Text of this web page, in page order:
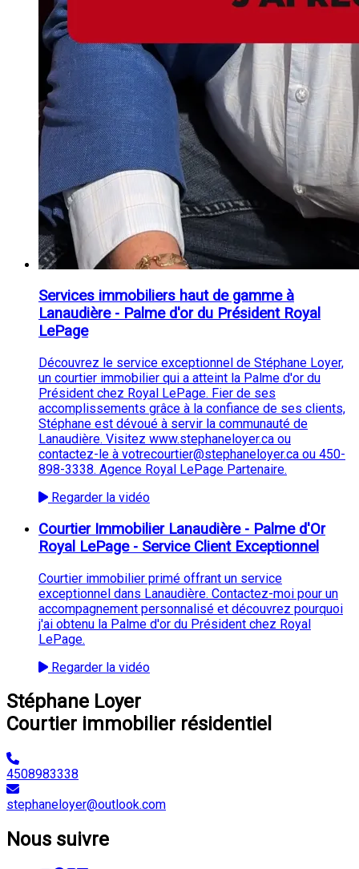
Services immobiliers haut de gamme à
Lanaudière - Palme d'or du Président Royal
LePage
Découvrez le service exceptionnel de Stéphane Loyer,
un courtier immobilier qui a atteint la Palme d'or du
Président chez Royal LePage. Fier de ses
accomplissements grâce à la confiance de ses clients,
Stéphane est dévoué à servir la communauté de
Lanaudière. Visitez www.stephaneloyer.ca ou
contactez-le à votrecourtier@stephaneloyer.ca ou 450-
898-3338. Agence Royal LePage Partenaire.
Regarder la vidéo
Courtier Immobilier Lanaudière - Palme d'Or
Royal LePage - Service Client Exceptionnel
Courtier immobilier primé offrant un service
exceptionnel dans Lanaudière. Contactez-moi pour un
accompagnement personnalisé et découvrez pourquoi
j'ai obtenu la Palme d'or du Président chez Royal
LePage.
Regarder la vidéo
Stéphane Loyer
Courtier immobilier résidentiel
4508983338
stephaneloyer@outlook.com
Nous suivre